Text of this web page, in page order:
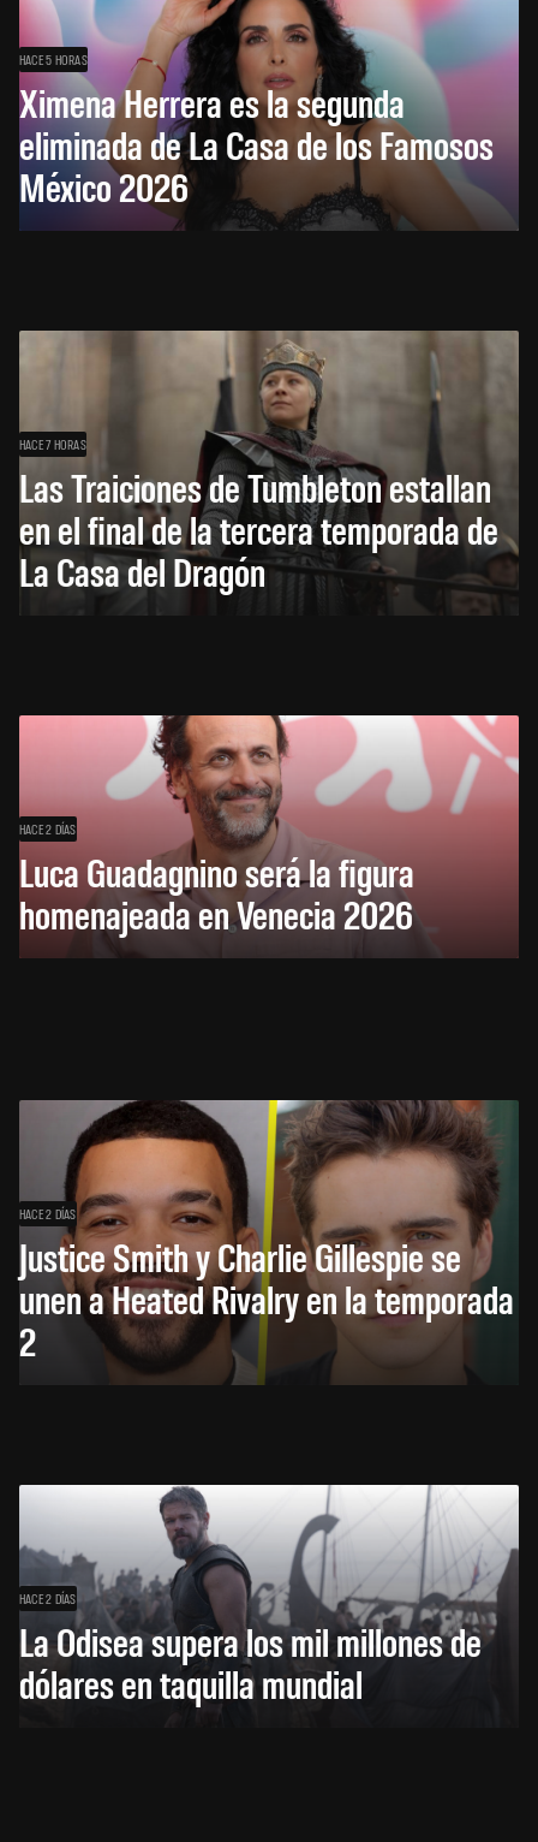
HACE 5 HORAS
Ximena Herrera es la segunda
eliminada de La Casa de los Famosos
México 2026
HACE 7 HORAS
Las Traiciones de Tumbleton estallan
en el final de la tercera temporada de
La Casa del Dragón
HACE 2 DÍAS
Luca Guadagnino será la figura
homenajeada en Venecia 2026
HACE 2 DÍAS
Justice Smith y Charlie Gillespie se
unen a Heated Rivalry en la temporada
2
HACE 2 DÍAS
La Odisea supera los mil millones de
dólares en taquilla mundial